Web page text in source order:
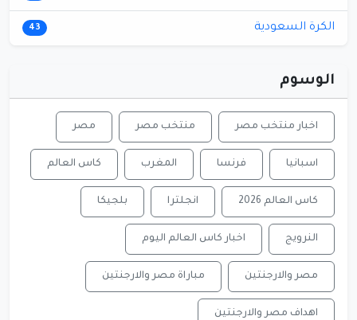
الكرة السعودية 43
الوسوم
اخبار منتخب مصر منتخب مصر مصر
اسبانيا فرنسا المغرب كاس العالم
كاس العالم 2026 انجلترا بلجيكا
النرويج اخبار كاس العالم اليوم
مصر والارجنتين مباراة مصر والارجنتين
اهداف مصر والارجنتين